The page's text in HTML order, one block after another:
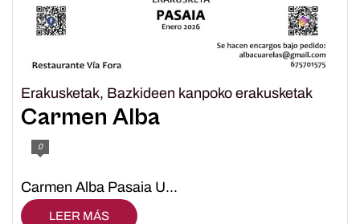
Erakusketak, Bazkideen kanpoko erakusketak
Carmen Alba
0
Carmen Alba Pasaia U...
LEER MÁS